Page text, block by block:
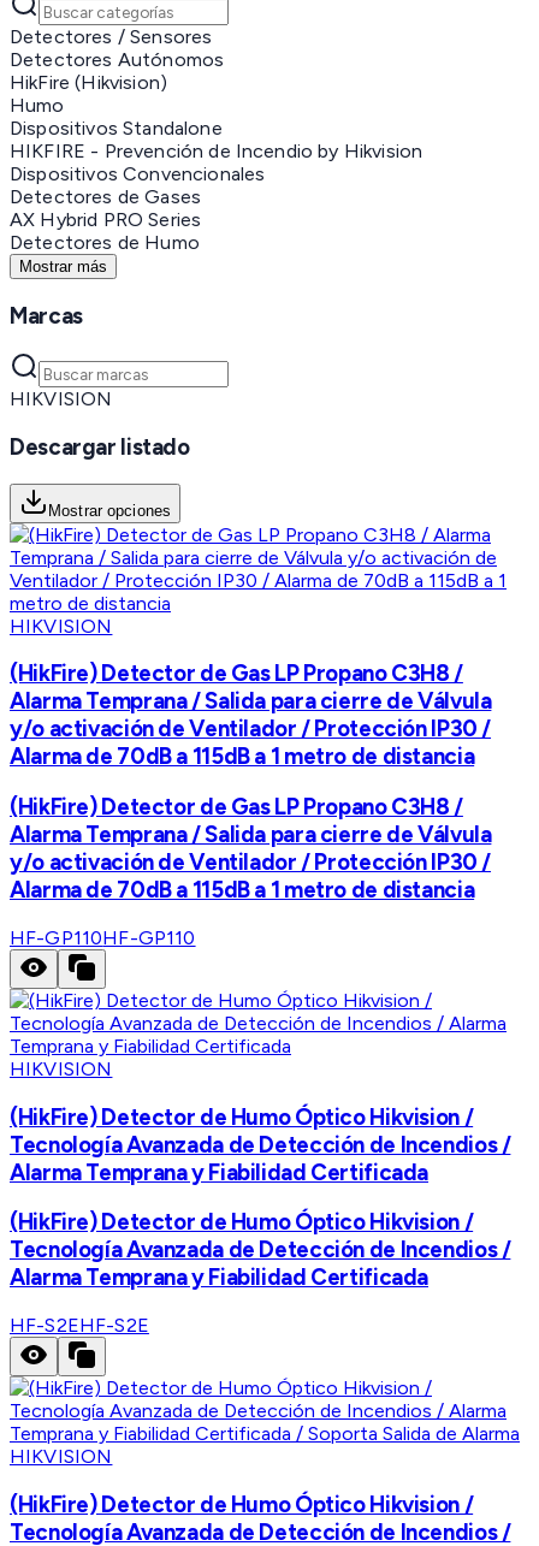
Detectores / Sensores
Detectores Autónomos
HikFire (Hikvision)
Humo
Dispositivos Standalone
HIKFIRE - Prevención de Incendio by Hikvision
Dispositivos Convencionales
Detectores de Gases
AX Hybrid PRO Series
Detectores de Humo
Mostrar más
Marcas
HIKVISION
Descargar listado
Mostrar opciones
HIKVISION
(HikFire) Detector de Gas LP Propano C3H8 /
Alarma Temprana / Salida para cierre de Válvula
y/o activación de Ventilador / Protección IP30 /
Alarma de 70dB a 115dB a 1 metro de distancia
(HikFire) Detector de Gas LP Propano C3H8 /
Alarma Temprana / Salida para cierre de Válvula
y/o activación de Ventilador / Protección IP30 /
Alarma de 70dB a 115dB a 1 metro de distancia
HF-GP110HF-GP110
HIKVISION
(HikFire) Detector de Humo Óptico Hikvision /
Tecnología Avanzada de Detección de Incendios /
Alarma Temprana y Fiabilidad Certificada
(HikFire) Detector de Humo Óptico Hikvision /
Tecnología Avanzada de Detección de Incendios /
Alarma Temprana y Fiabilidad Certificada
HF-S2EHF-S2E
HIKVISION
(HikFire) Detector de Humo Óptico Hikvision /
Tecnología Avanzada de Detección de Incendios /